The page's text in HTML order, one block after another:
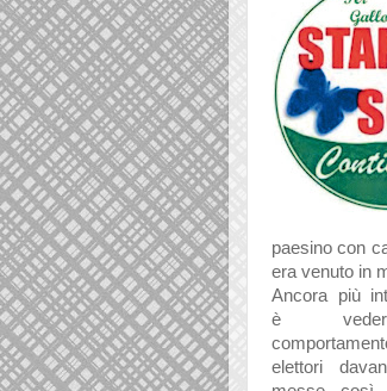
paesino con
era venuto in
Ancora più
è
elettori